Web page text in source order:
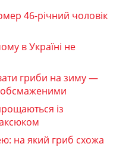
46-річний чоловік
в Україні не
гриби на зиму —
із
на який гриб схожа